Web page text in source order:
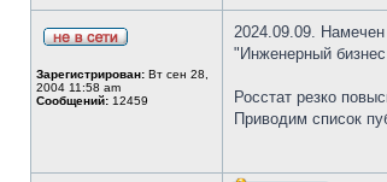
Зарегистрирован: Вт сен 28,
2004 11:58 am
Сообщений: 12459
2024.09.09. Намечен
"Инженерный
Росстат резко
Приводим список